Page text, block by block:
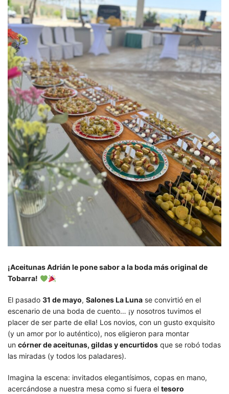
¡Aceitunas Adrián le pone sabor a la boda más original de
Tobarra!
El pasado 31 de mayo, Salones La Luna se convirtió en el
escenario de una boda de cuento… ¡y nosotros tuvimos el
placer de ser parte de ella! Los novios, con un gusto exquisito
(y un amor por lo auténtico), nos eligieron para montar
un córner de aceitunas, gildas y encurtidos que se robó todas
las miradas (y todos los paladares).
Imagina la escena: invitados elegantísimos, copas en mano,
acercándose a nuestra mesa como si fuera el tesoro